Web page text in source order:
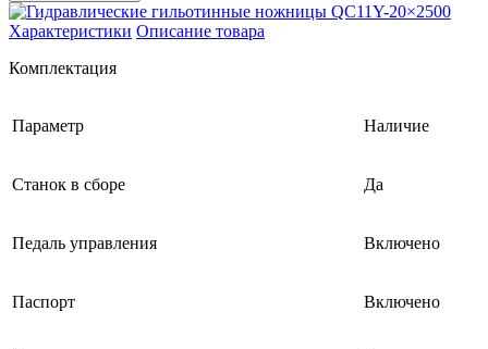
Характеристики Описание товара
Комплектация
Параметр Наличие
Станок в сборе Да
Педаль управления Включено
Паспорт Включено